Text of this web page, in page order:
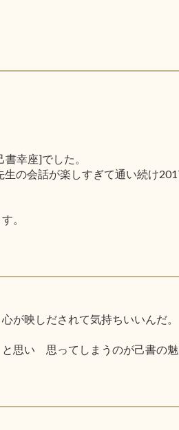
幸座]でした。
生の会話が楽しすぎて通い続け
。
映しだされて気持ちいいんだ。
い 思ってしまうのが己書の魅